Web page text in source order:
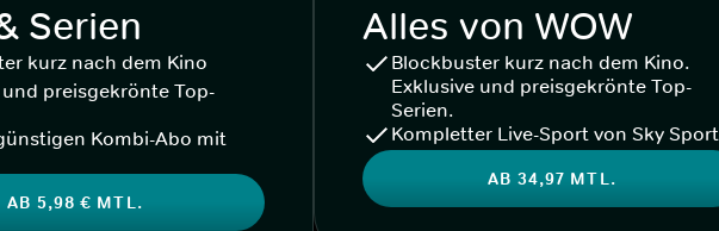
Serien
kurz nach dem Kino
und preisgekrönte Top-
Kombi-Abo mit
AB 5,98 € MTL.
Alles von WOW
Blockbuster kurz nach dem Kino.
Exklusive und preisgekrönte Top-
Serien.
Kompletter Live-Sport von Sky Sport
AB 34,97 MTL.